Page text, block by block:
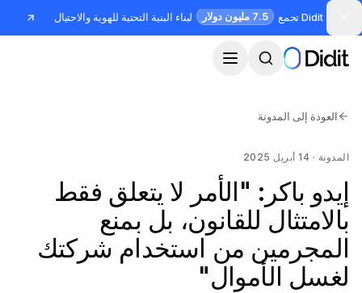
تجاوز إلى المحتوى الرئيسي
Didit تجمع 7.5 مليون دولار لبناء البنية التحتية للهوية والاحتيال
العودة إلى المدونة
المدونة · 14 أبريل 2025
إيدو باكر: "الأمر لا يتعلق فقط
بالامتثال للقانون، بل بمنع
المجرمين من استخدام شركتك
لغسل الأموال"